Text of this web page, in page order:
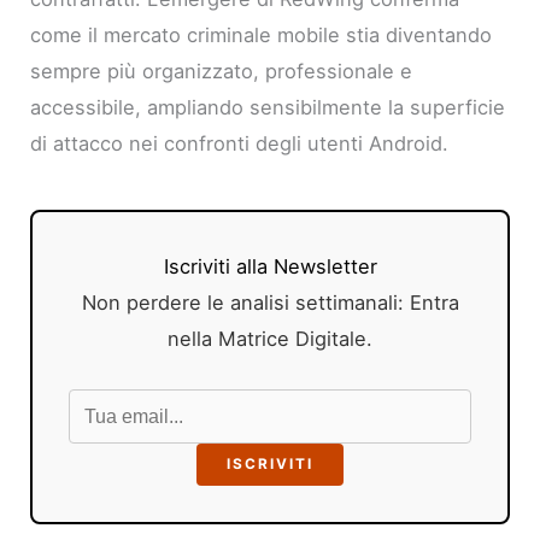
come il mercato criminale mobile stia diventando
sempre più organizzato, professionale e
accessibile, ampliando sensibilmente la superficie
di attacco nei confronti degli utenti Android.
Iscriviti alla Newsletter
Non perdere le analisi settimanali: Entra
nella Matrice Digitale.
ISCRIVITI